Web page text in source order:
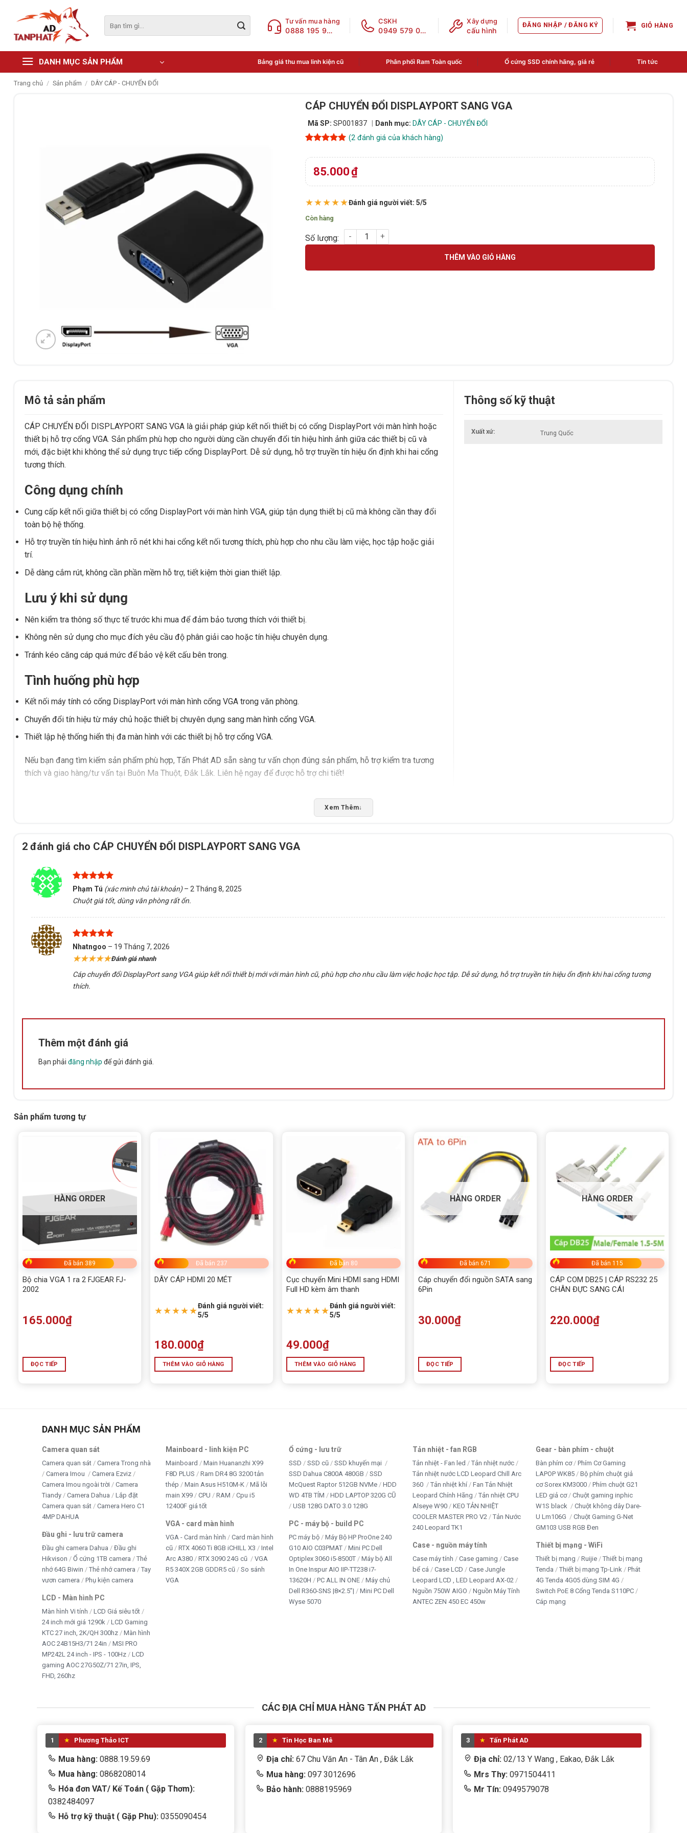
content
kiếm:
Tư vấn mua hàng
0888 195 969
CSKH
0949 579 078
Xây dựng
cấu hình
ĐĂNG NHẬP / ĐĂNG KÝ GIỎ HÀNG
DANH MỤC SẢN PHẨM Bảng giá thu mua linh kiện cũ Phân phối Ram Toàn quốc Ổ cứng SSD chính hãng, giá rẻ Tin tức
Trang chủ / Sản phẩm / DÂY CÁP - CHUYỂN ĐỔI
CÁP CHUYỂN ĐỔI DISPLAYPORT SANG VGA
Mã SP: SP001837 Danh mục: DÂY CÁP - CHUYỂN ĐỔI
dựa trên
đánh giá
(2 đánh giá của khách hàng)
85.000₫
★★★★★Đánh giá người viết: 5/5
Còn hàng
CÁP CHUYỂN ĐỔI DISPLAYPORT SANG VGA số lượng
THÊM VÀO GIỎ HÀNG
Mô tả sản phẩm
CÁP CHUYỂN ĐỔI DISPLAYPORT SANG VGA là giải pháp giúp kết nối thiết bị có cổng DisplayPort với màn hình hoặc
thiết bị hỗ trợ cổng VGA. Sản phẩm phù hợp cho người dùng cần chuyển đổi tín hiệu hình ảnh giữa các thiết bị cũ và
mới, đặc biệt khi không thể sử dụng trực tiếp cổng DisplayPort. Dễ sử dụng, hỗ trợ truyền tín hiệu ổn định khi hai cổng
tương thích.
Công dụng chính
Cung cấp kết nối giữa thiết bị có cổng DisplayPort với màn hình VGA, giúp tận dụng thiết bị cũ mà không cần thay đổi
toàn bộ hệ thống.
Hỗ trợ truyền tín hiệu hình ảnh rõ nét khi hai cổng kết nối tương thích, phù hợp cho nhu cầu làm việc, học tập hoặc giải
trí.
Dễ dàng cắm rút, không cần phần mềm hỗ trợ, tiết kiệm thời gian thiết lập.
Lưu ý khi sử dụng
Nên kiểm tra thông số thực tế trước khi mua để đảm bảo tương thích với thiết bị.
Không nên sử dụng cho mục đích yêu cầu độ phân giải cao hoặc tín hiệu chuyên dụng.
Tránh kéo căng cáp quá mức để bảo vệ kết cấu bên trong.
Tình huống phù hợp
Kết nối máy tính có cổng DisplayPort với màn hình cổng VGA trong văn phòng.
Chuyển đổi tín hiệu từ máy chủ hoặc thiết bị chuyên dụng sang màn hình cổng VGA.
Thiết lập hệ thống hiển thị đa màn hình với các thiết bị hỗ trợ cổng VGA.
Nếu bạn đang tìm kiếm sản phẩm phù hợp, Tấn Phát AD sẵn sàng tư vấn chọn đúng sản phẩm, hỗ trợ kiểm tra tương
thích và giao hàng/tư vấn tại Buôn Ma Thuột, Đắk Lắk. Liên hệ ngay để được hỗ trợ chi tiết!
5/5 - (1 bình chọn)
Thông số kỹ thuật
Xuất xứ Trung Quốc
Xem Thêm↓
2 đánh giá cho CÁP CHUYỂN ĐỔI DISPLAYPORT SANG VGA
Được xếp
hạng
sao
Phạm Tú (xác minh chủ tài khoản) – 2 Tháng 8, 2025
Chuột giá tốt, dùng văn phòng rất ổn.
Được xếp
hạng 5 5
sao
Nhatngoo – 19 Tháng 7, 2026
★★★★★Đánh giá nhanh
Cáp chuyển đổi DisplayPort sang VGA giúp kết nối thiết bị mới với màn hình cũ, phù hợp cho nhu cầu làm việc hoặc học tập. Dễ sử dụng, hỗ trợ truyền tín hiệu ổn định khi hai cổng tương
thích.
Thêm một đánh giá
Bạn phải đăng nhập để gửi đánh giá.
Sản phẩm tương tự
HÀNG ORDER
Đã bán 389
Bộ chia VGA 1 ra 2 FJGEAR FJ-
2002
165.000₫
ĐỌC TIẾP
Đã bán 237
DÂY CÁP HDMI 20 MÉT
★★★★★Đánh giá người viết:
5/5
180.000₫
THÊM VÀO GIỎ HÀNG
Đã bán 80
Cục chuyển Mini HDMI sang HDMI
Full HD kèm âm thanh
★★★★★Đánh giá người viết:
5/5
49.000₫
THÊM VÀO GIỎ HÀNG
HÀNG ORDER
Đã bán 671
Cáp chuyển đổi nguồn SATA sang
6Pin
30.000₫
ĐỌC TIẾP
HÀNG ORDER
Đã bán 115
CÁP COM DB25 | CÁP RS232 25
CHÂN ĐỰC SANG CÁI
220.000₫
ĐỌC TIẾP
DANH MỤC SẢN PHẨM
Camera quan sát
Camera quan sát
Camera Trong nhà
Camera Imou
Camera Ezviz
Camera Imou ngoài trời
Camera
Tiandy
Camera Dahua
Lắp đặt
Camera quan sát
Camera Hero C1
4MP DAHUA
Đầu ghi - lưu trữ camera
Đầu ghi camera Dahua
Đầu ghi
Hikvison
Ổ cứng 1TB camera
Thẻ
nhớ 64G Biwin
Thẻ nhớ camera
Tay
vươn camera
Phụ kiện camera
LCD - Màn hình PC
Màn hình Vi tính
LCD Giá siêu tốt
24 inch mới giá 1290k
LCD Gaming
KTC 27 inch, 2K/QH 300hz
Màn hình
AOC 24B15H3/71 24in
MSI PRO
MP242L 24 inch - IPS - 100Hz
LCD
gaming AOC 27G50Z/71 27in, IPS,
FHD, 260hz
Mainboard - linh kiện PC
Mainboard
Main Huananzhi X99
F8D PLUS
Ram DR4 8G 3200 tản
thép
Main Asus H510M-K
Mã lỗi
main X99
CPU RAM
Cpu i5
12400F giá tốt
VGA - card màn hình
VGA - Card màn hình
Card màn hình
cũ
RTX 4060 Ti 8GB iCHILL X3
Intel
Arc A380
RTX 3090 24G cũ
VGA
R5 340X 2GB GDDR5 cũ
So sánh
VGA
Ổ cứng - lưu trữ
SSD SSD cũ
SSD khuyến mại
SSD Dahua C800A 480GB
SSD
McQuest Raptor 512GB NVMe
HDD
WD 4TB TÍM
HDD LAPTOP 320G CŨ
USB 128G DATO 3.0 128G
PC - máy bộ - build PC
PC máy bộ
Máy Bộ HP ProOne 240
G10 AIO C03PMAT
Mini PC Dell
Optiplex 3060 i5-8500T
Máy bộ All
In One Inspur AIO IIP-TT238 i7-
13620H
PC ALL IN ONE
Máy chủ
Dell R360-SNS |8×2.5”|
Mini PC Dell
Wyse 5070
Tản nhiệt - fan RGB
Tản nhiệt - Fan led
Tản nhiệt nước
Tản nhiệt nước LCD Leopard Chill Arc
360
Tản nhiệt khí
Fan Tản Nhiệt
Leopard Chính Hãng
Tản nhiệt CPU
Alseye W90
KEO TẢN NHIỆT
COOLER MASTER PRO V2
Tản Nước
240 Leopard TK1
Case - nguồn máy tính
Case máy tính Case gaming
Case
bể cá
Case LCD
Case Jungle
Leopard LCD , LED Leopard AX-02
Nguồn 750W AIGO
Nguồn Máy Tính
ANTEC ZEN 450 EC 450w
Gear - bàn phím - chuột
Bàn phím cơ
Phím Cơ Gaming
LAPOP WK85
Bộ phím chuột giả
cơ Sorex KM3000
Phím chuột G21
LED giả cơ
Chuột gaming inphic
W1S black
Chuột không dây Dare-
U Lm106G
Chuột Gaming G-Net
GM103 USB RGB Đen
Thiết bị mạng - WiFi
Thiết bị mạng Ruijie
Thiết bị mạng
Tenda
Thiết bị mạng Tp-Link
Phát
4G Tenda 4G05 dùng SIM 4G
Switch PoE 8 Cổng Tenda S110PC
Cáp mạng
CÁC ĐỊA CHỈ MUA HÀNG TẤN PHÁT AD
1 Phương Thảo ICT
Mua hàng: 0888.19.59.69
Mua hàng: 0868208014
Hóa đơn VAT/ Kế Toán ( Gặp Thơm):
0382484097
Hỗ trợ kỹ thuật ( Gặp Phu): 0355090454
2 Tin Học Ban Mê
Địa chỉ: 67 Chu Văn An - Tân An , Đắk Lắk
Mua hàng: 097 3012696
Bảo hành: 0888195969
3 Tấn Phát AD
Địa chỉ:02/13 Y Wang , Eakao, Đắk Lắk
Mrs Thy: 0971504411
Mr Tín: 0949579078